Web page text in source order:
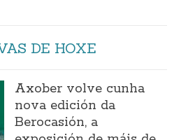
DE HOXE
Axober volve cunha
nova edición da
Berocasión, a